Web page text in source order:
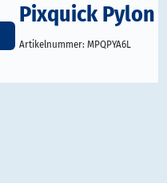
Pixquick Pylon
Artikelnummer: MPQPYA6L